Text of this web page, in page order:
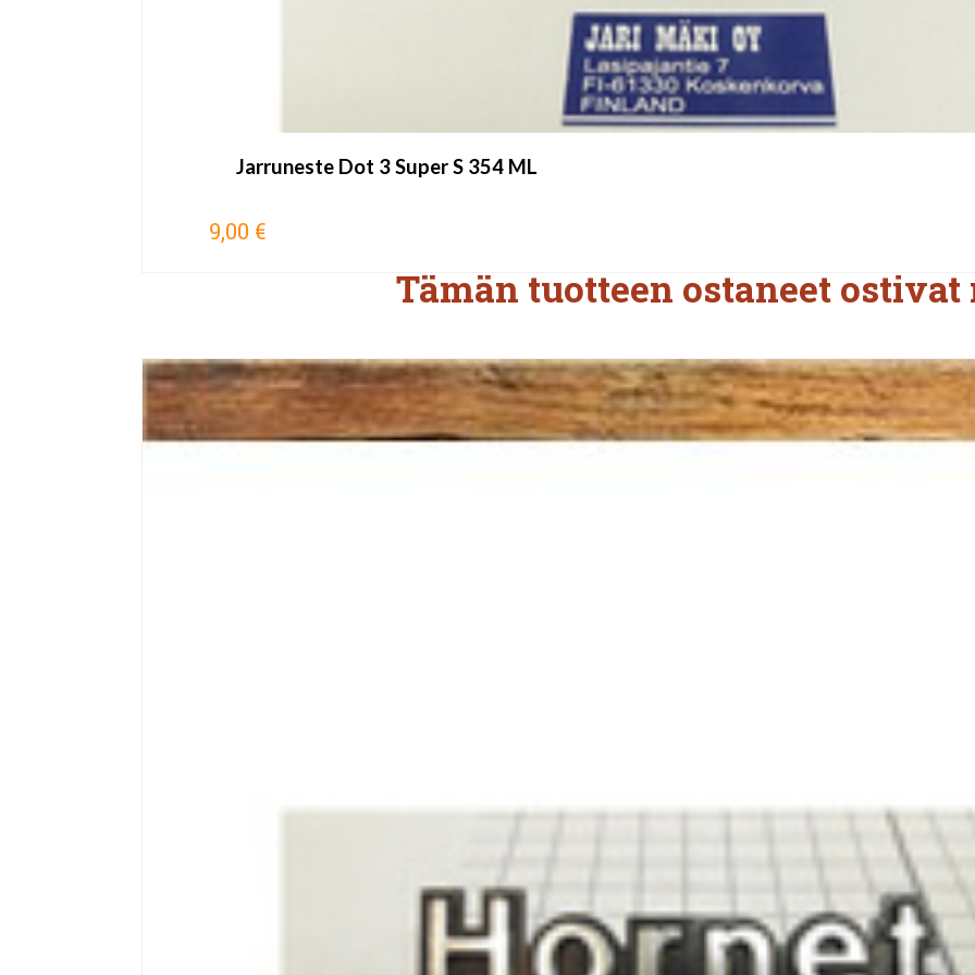
Jarruneste Dot 3 Super S 354 ML
9,00 €
Tämän tuotteen ostaneet ostivat